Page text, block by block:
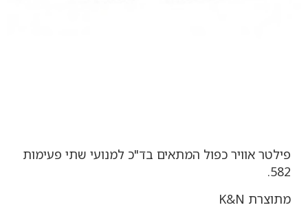
פילטר אוויר כפול המתאים בד"כ למנועי שתי פעימות
582.
מתוצרת K&N